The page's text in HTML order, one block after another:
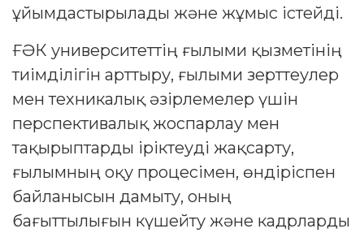
ұйымдастырылады және жұмыс істейді.
ҒӘК университеттің ғылыми қызметінің
тиімділігін арттыру, ғылыми зерттеулер
мен техникалық әзірлемелер үшін
перспективалық жоспарлау мен
тақырыптарды іріктеуді жақсарту,
ғылымның оқу процесімен, өндіріспен
байланысын дамыту, оның
бағыттылығын күшейту және кадрларды